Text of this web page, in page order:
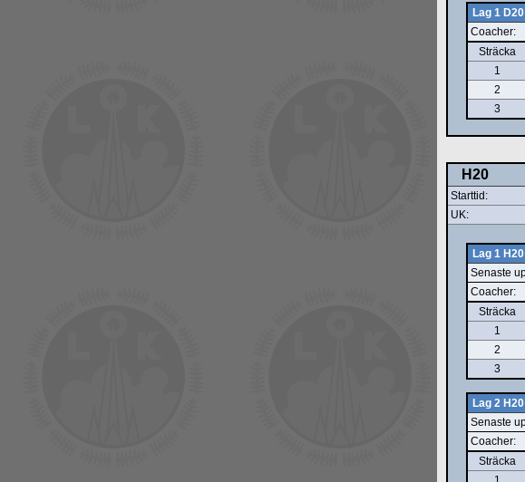
Lag 1 D20
Coacher:
Sträcka
1
2
3
H20
Starttid:
UK:
Lag 1 H20
Senaste
Coacher:
Sträcka
1
2
3
Lag 2 H20
Senaste
Coacher:
Sträcka